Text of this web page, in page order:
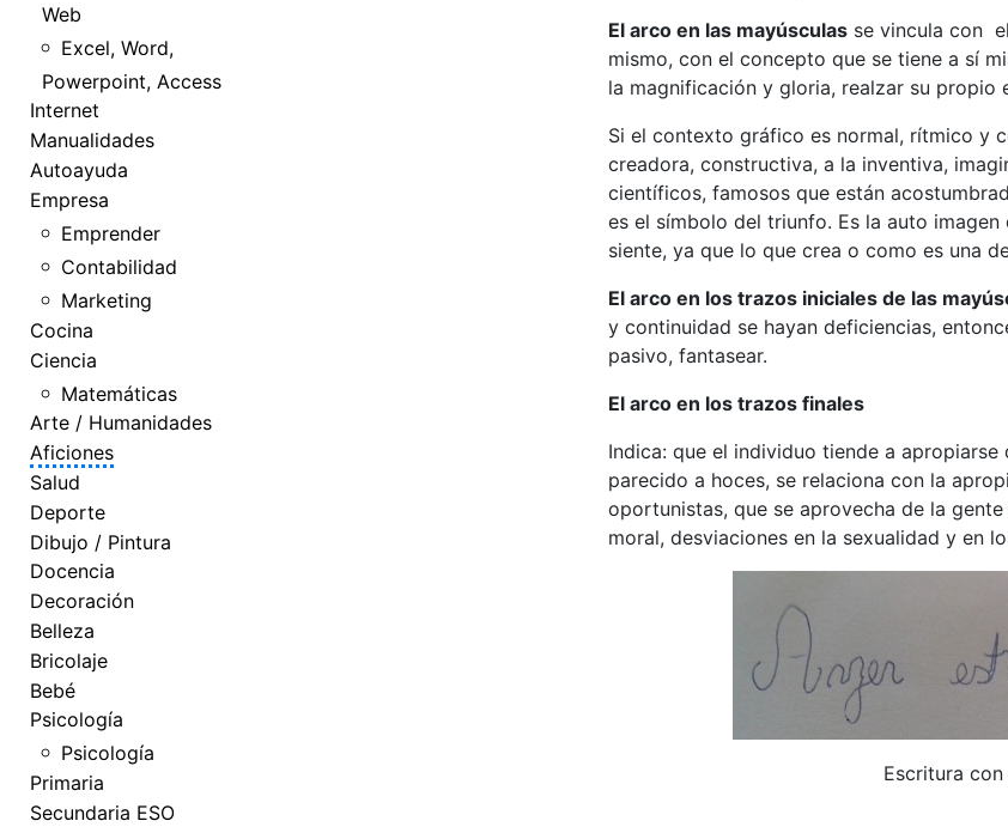
Web
Excel, Word,
Powerpoint, Access
Internet
Manualidades
Autoayuda
Empresa
Emprender
Contabilidad
Marketing
Cocina
Ciencia
Matemáticas
Arte / Humanidades
Aficiones
Salud
Deporte
Dibujo / Pintura
Docencia
Decoración
Belleza
Bricolaje
Bebé
Psicología
Psicología
Primaria
Secundaria ESO
El arco en las mayúsculasse vincula con
mismo, con el concepto que se tiene a sí
la magnificación y gloria, realzar su propio
Si el contexto gráfico es normal, rítmico y
creadora, constructiva, a la inventiva,
científicos, famosos que están
es el símbolo del triunfo. Es la auto
siente, ya que lo que crea o como es una
El arco en los trazos iniciales de las
y continuidad se hayan deficiencias,
pasivo, fantasear.
El arco en los trazos finales
Indica: que el individuo tiende a
parecido a hoces, se relaciona con la
oportunistas, que se aprovecha de la
moral, desviaciones en la sexualidad y en
Escritura